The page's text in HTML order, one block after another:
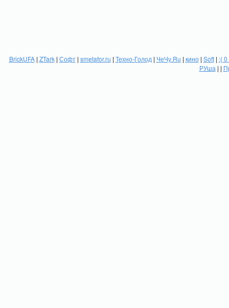
BrickUFA| ZTark| Софт| smetafor.ru | Техно-Голод | ЧеЧу.Ru | кино| Soft| :(
РУша | |